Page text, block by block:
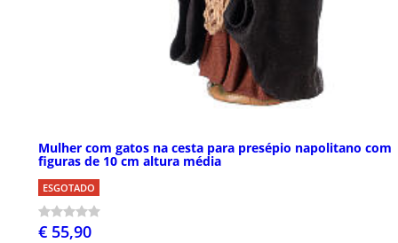
Mulher com gatos na cesta para presépio napolitano com
figuras de 10 cm altura média
ESGOTADO
€ 55,90